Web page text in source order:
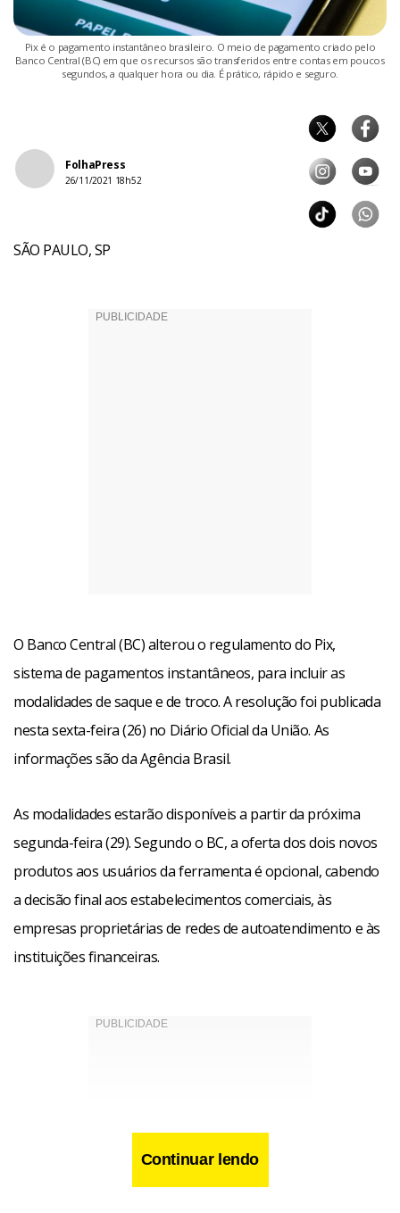
Pix é o pagamento instantâneo brasileiro. O meio de pagamento criado pelo
Banco Central (BC) em que os recursos são transferidos entre contas em poucos
segundos, a qualquer hora ou dia. É prático, rápido e seguro.
FolhaPress
26/11/2021 18h52
SÃO PAULO, SP
O Banco Central (BC) alterou o regulamento do Pix,
sistema de pagamentos instantâneos, para incluir as
modalidades de saque e de troco. A resolução foi publicada
nesta sexta-feira (26) no Diário Oficial da União. As
informações são da Agência Brasil.
As modalidades estarão disponíveis a partir da próxima
segunda-feira (29). Segundo o BC, a oferta dos dois novos
produtos aos usuários da ferramenta é opcional, cabendo
a decisão final aos estabelecimentos comerciais, às
empresas proprietárias de redes de autoatendimento e às
instituições financeiras.
Continuar lendo